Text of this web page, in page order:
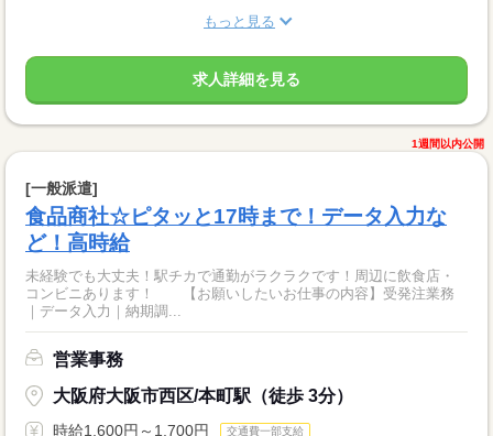
もっと見る
求人詳細を見る
1週間以内公開
[一般派遣]
食品商社☆ピタッと17時まで！データ入力な
ど！高時給
未経験でも大丈夫！駅チカで通勤がラクラクです！周辺に飲食店・
コンビニあります！ 【お願いしたいお仕事の内容】受発注業務
｜データ入力｜納期調...
営業事務
大阪府大阪市西区/本町駅（徒歩 3分）
時給1,600円～1,700円 交通費一部支給